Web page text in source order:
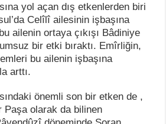
yol açan dış etkenlerden biri
Celîlî ailesinin işbaşına
ailenin ortaya çıkışı Bâdiniye
bir etki bıraktı. Emîrliğin,
bu ailenin işbaşına
arttı.
önemli son bir etken de ,
olarak da bilinen